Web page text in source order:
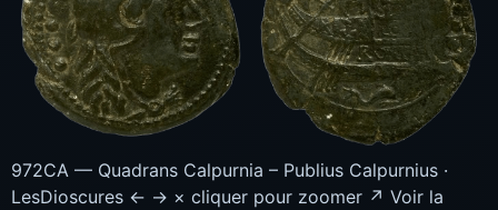
972CA — Quadrans Calpurnia – Publius Calpurnius ·
LesDioscures ← → × cliquer pour zoomer ↗ Voir la